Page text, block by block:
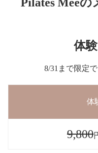
体
8/31まで限定
体
9,800